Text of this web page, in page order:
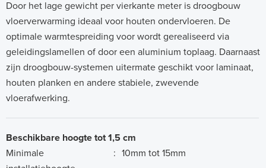
Door het lage gewicht per vierkante meter is droogbouw
vloerverwarming ideaal voor houten ondervloeren. De
optimale warmtespreiding voor wordt gerealiseerd via
geleidingslamellen of door een aluminium toplaag. Daarnaast
zijn droogbouw-systemen uitermate geschikt voor laminaat,
houten planken en andere stabiele, zwevende
vloerafwerking.
Beschikbare hoogte tot 1,5 cm
Minimale
: 10mm tot 15mm